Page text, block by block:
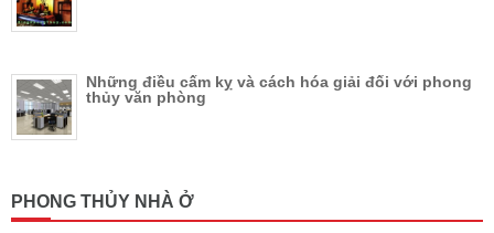
Những điều cấm kỵ và cách hóa giải đối với phong
thủy văn phòng
PHONG THỦY NHÀ Ở